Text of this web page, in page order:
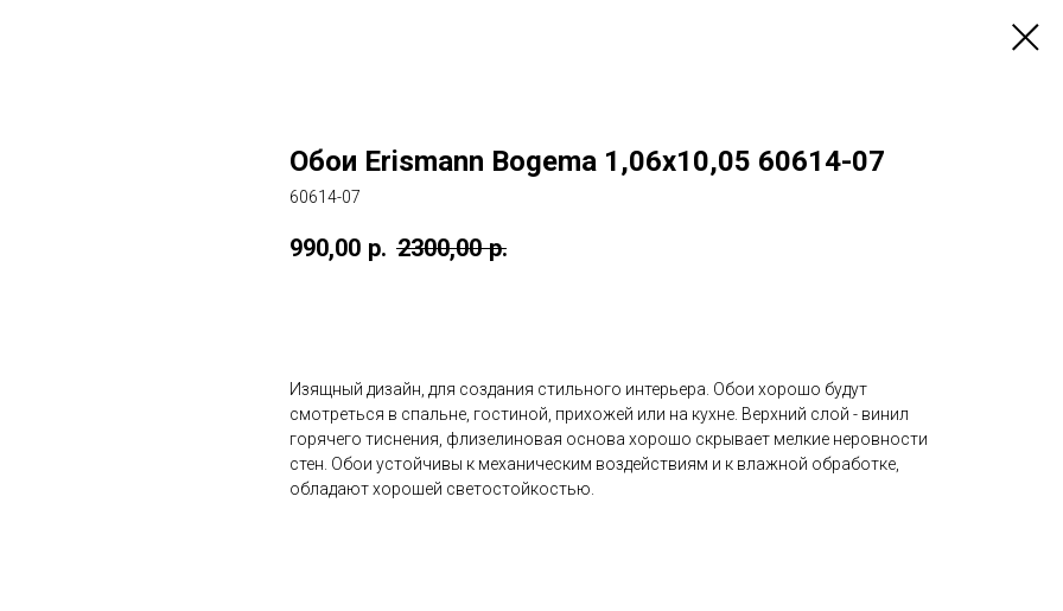
Обои Erismann Bogema 1,06x10,05 60614-07
60614-07
990,00 р. 2300,00 р.
Изящный дизайн, для создания стильного интерьера. Обои хорошо будут
смотреться в спальне, гостиной, прихожей или на кухне. Верхний слой - винил
горячего тиснения, флизелиновая основа хорошо скрывает мелкие неровности
стен. Обои устойчивы к механическим воздействиям и к влажной обработке,
обладают хорошей светостойкостью.